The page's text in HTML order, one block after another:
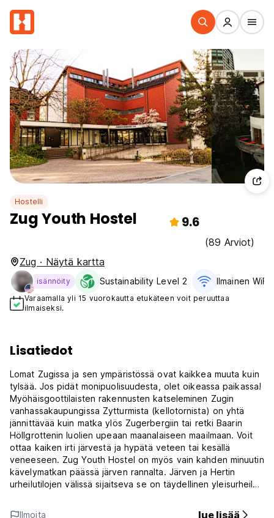
Hostelli
Zug Youth Hostel 9.6
(89 Arviot)
Zug · Näytä kartta
isännöity Sustainability Level 2 Ilmainen WiFi
Varaamalla yli 15 vuorokautta etukäteen voit peruuttaa
ilmaiseksi.
Lisatiedot
Lomat Zugissa ja sen ympäristössä ovat kaikkea muuta kuin
tylsää. Jos pidät monipuolisuudesta, olet oikeassa paikassa!
Myöhäisgoottilaisten rakennusten katseleminen Zugin
vanhassakaupungissa Zytturmista (kellotornista) on yhtä
jännittävää kuin matka ylös Zugerbergiin tai retki Baarin
Höllgrottenin luolien upeaan maanalaiseen maailmaan. Voit
ottaa kaiken irti järvestä ja hypätä veteen tai kesällä
veneeseen. Zug Youth Hostel on myös vain kahden minuutin
kävelymatkan päässä järven rannalta. Järven ja Hertin
urheilutilojen välissä sijaitseva se on täydellinen yleisurheilu-,
original language)
Ilmoita lue lisää